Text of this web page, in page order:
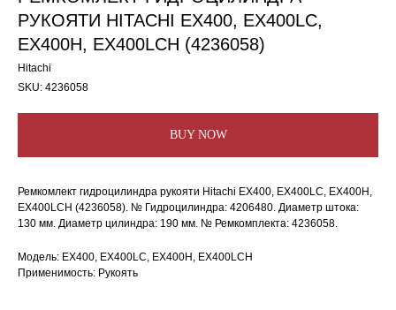
РУКОЯТИ HITACHI EX400, EX400LC,
EX400H, EX400LCH (4236058)
Hitachi
SKU: 4236058
BUY NOW
Ремкомлект гидроцилиндра рукояти Hitachi EX400, EX400LC, EX400H,
EX400LCH (4236058). № Гидроцилиндра: 4206480. Диаметр штока:
130 мм. Диаметр цилиндра: 190 мм. № Ремкомплекта: 4236058.
Модель: EX400, EX400LC, EX400H, EX400LCH
Применимость: Рукоять